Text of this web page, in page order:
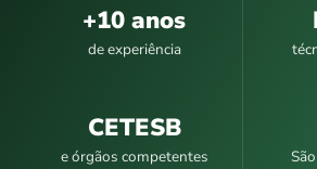
+10 anos
de experiência
CETESB
e órgãos competentes